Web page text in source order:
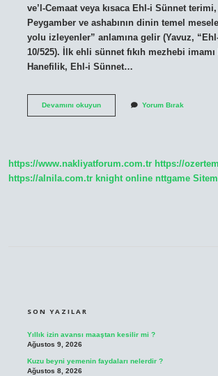
ve’l-Cemaat veya kısaca Ehl-i Sünnet terimi,
Peygamber ve ashabının dinin temel
yolu izleyenler” anlamına gelir (Yavuz,
10/525). İlk ehli sünnet fıkıh mezhebi
Hanefilik, Ehl-i Sünnet…
Devamını okuyunEhl-
Yorum Bırak
https://www.nakliyatforum.com.tr https://
https://alnila.com.tr knight online nttgame
SON YAZILAR
Yıllık izin avansı maaştan kesilir mi ?
Ağustos 9, 2026
Kuzu beyni yemenin faydaları nelerdir ?
Ağustos 8, 2026